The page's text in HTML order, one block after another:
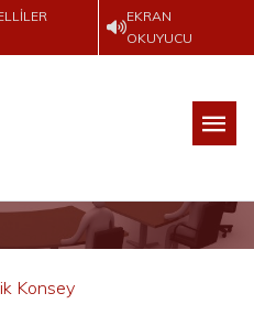
EKRAN
OKUYUCU
Konsey